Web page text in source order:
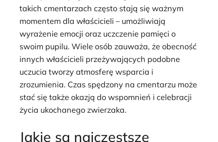
takich cmentarzach często stają się ważnym
momentem dla właścicieli – umożliwiają
wyrażenie emocji oraz uczczenie pamięci o
swoim pupilu. Wiele osób zauważa, że obecność
innych właścicieli przeżywających podobne
uczucia tworzy atmosferę wsparcia i
zrozumienia. Czas spędzony na cmentarzu może
stać się także okazją do wspomnień i celebracji
życia ukochanego zwierzaka.
Jakie są najczęstsze